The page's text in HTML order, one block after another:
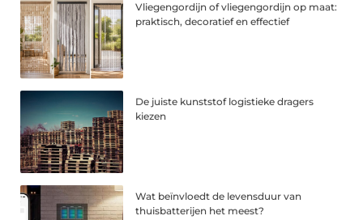
Vliegengordijn of vliegengordijn op maat:
praktisch, decoratief en effectief
De juiste kunststof logistieke dragers
kiezen
Wat beïnvloedt de levensduur van
thuisbatterijen het meest?